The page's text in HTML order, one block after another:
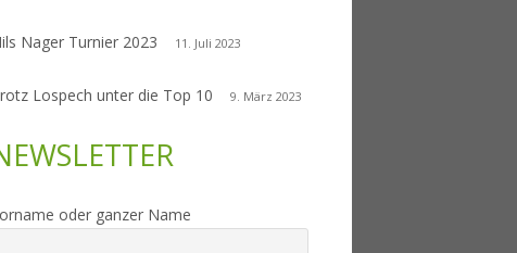
Nager Turnier 2023 11. Juli 2023
Lospech unter die Top 10 9. März 2023
oder ganzer Name